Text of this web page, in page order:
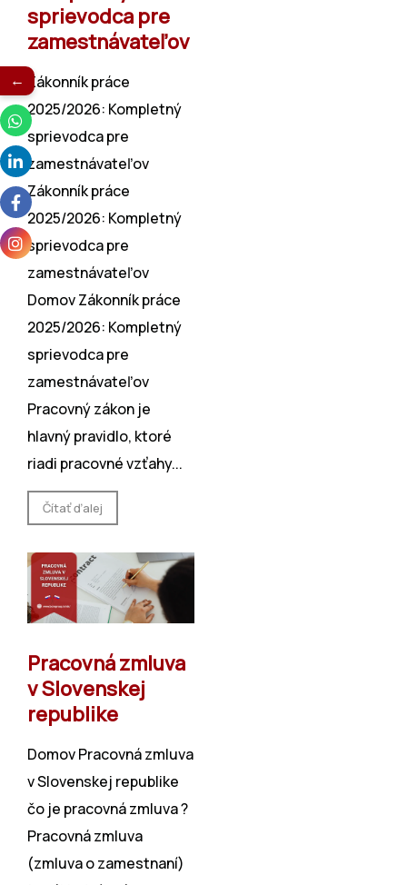
sprievodca pre
zamestnávateľov
Zákonník práce
2025/2026: Kompletný
sprievodca pre
zamestnávateľov
Zákonník práce
2025/2026: Kompletný
sprievodca pre
zamestnávateľov
Domov Zákonník práce
2025/2026: Kompletný
sprievodca pre
zamestnávateľov
͏Pracovný zákon je
hlavný pravidlo, ktoré
riadi pracovné vzťahy...
Čítať ďalej
Pracovná zmluva
v Slovenskej
republike
Domov Pracovná zmluva
v Slovenskej republike
čo je pracovná zmluva​ ?
Pracovná zmluva
(zmluva o zamestnaní)
←